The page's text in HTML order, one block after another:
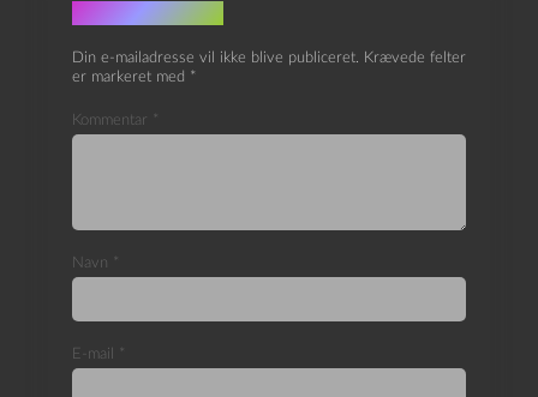
Skriv et svar
Din e-mailadresse vil ikke blive publiceret. Krævede felter
er markeret med *
Kommentar *
Navn *
E-mail *